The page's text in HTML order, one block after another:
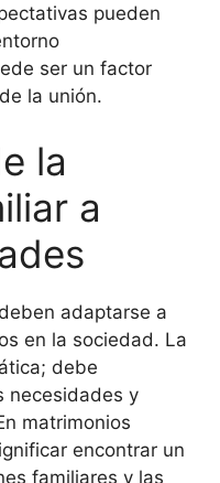
pueden
ser un factor
la unión.
la
a
adaptarse a
en la sociedad. La
debe
necesidades y
matrimonios
encontrar un
familiares y las